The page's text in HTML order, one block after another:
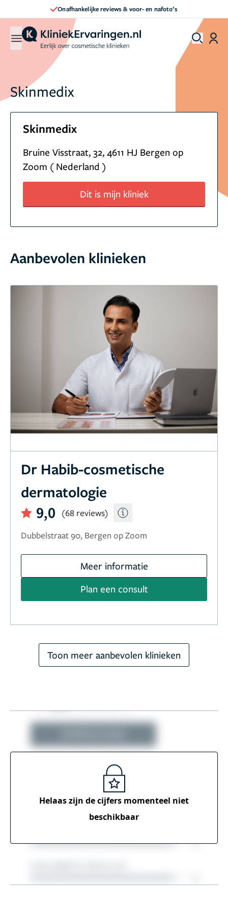
Onafhankelijke reviews & voor- en nafoto’s
Skinmedix
Skinmedix
Bruine Visstraat, 32, 4611 HJ Bergen op
Zoom ( Nederland )
Dit is mijn kliniek
Aanbevolen klinieken
Dr Habib-cosmetische
dermatologie
9,0
(68 reviews)
Dubbelstraat 90, Bergen op Zoom
Meer informatie
Plan een consult
Toon meer aanbevolen klinieken
Helaas zijn de cijfers momenteel niet
beschikbaar